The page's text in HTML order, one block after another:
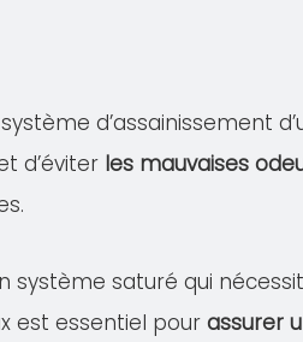
d’assainissement
d’éviter les mauvaises
système saturé qui
est essentiel pour assurer